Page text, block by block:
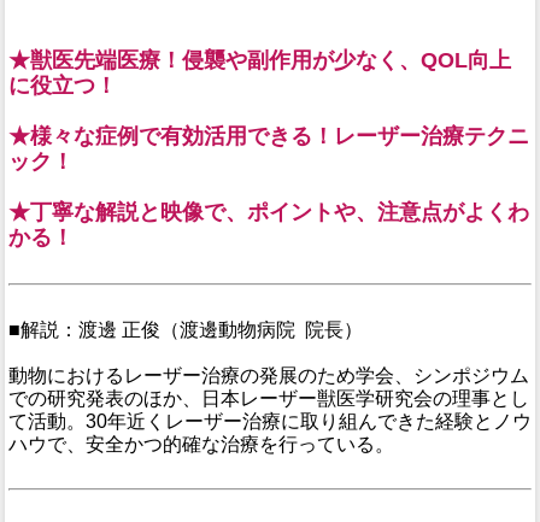
★獣医先端医療！侵襲や副作用が少なく、QOL向上
に役立つ！
★様々な症例で有効活用できる！レーザー治療テクニ
ック！
★丁寧な解説と映像で、ポイントや、注意点がよくわ
かる！
■解説：渡邊 正俊（渡邊動物病院 院長）
動物におけるレーザー治療の発展のため学会、シンポジウム
での研究発表のほか、日本レーザー獣医学研究会の理事とし
て活動。30年近くレーザー治療に取り組んできた経験とノウ
ハウで、安全かつ的確な治療を行っている。